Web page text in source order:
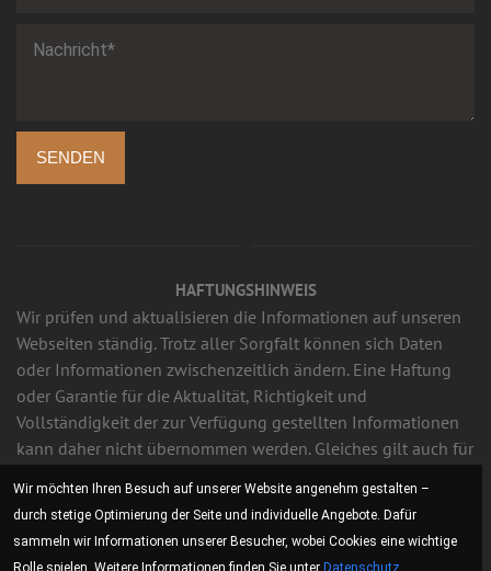
SENDEN
HAFTUNGSHINWEIS
Wir prüfen und aktualisieren die Informationen auf unseren
Webseiten ständig. Trotz aller Sorgfalt können sich Daten
oder Informationen zwischenzeitlich ändern. Eine Haftung
oder Garantie für die Aktualität, Richtigkeit und
Vollständigkeit der zur Verfügung gestellten Informationen
kann daher nicht übernommen werden. Gleiches gilt auch für
wird. Wir sind für den Inhalt der Webseiten, die aufgrund
einer solchen Verbindung erreicht werden, nicht
Wir möchten Ihren Besuch auf unserer Website angenehm gestalten –
durch stetige Optimierung der Seite und individuelle Angebote. Dafür
sammeln wir Informationen unserer Besucher, wobei Cookies eine wichtige
Rolle spielen. Weitere Informationen finden Sie unter Datenschutz